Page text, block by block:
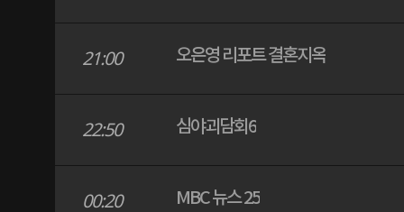
21:00 오은영 리포트 결혼지옥
22:50 심야괴담회6
00:20 MBC 뉴스 25